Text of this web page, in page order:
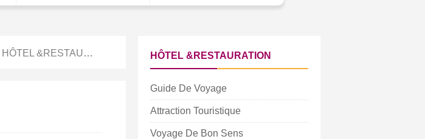
HÔTEL &RESTAURATION HÔTEL &RESTAURATION
Guide De Voyage
Attraction Touristique
Voyage De Bon Sens